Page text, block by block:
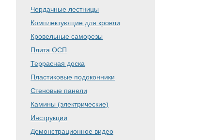
Чердачные лестницы
Комплектующие для кровли
Кровельные саморезы
Плита ОСП
Террасная доска
Пластиковые подоконники
Стеновые панели
Камины (электрические)
Инструкции
Демонстрационное видео